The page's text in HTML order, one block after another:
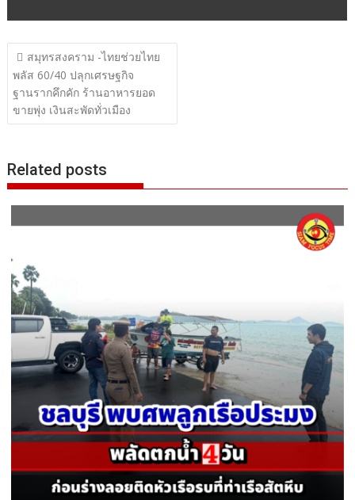
แนะแนว
เรื่อง
สมุทรสงคราม -ไทยช่วยไทย
พลัส 60/40 ปลุกเศรษฐกิจ
ฐานรากคึกคัก ร้านอาหารยอด
ขายพุ่ง เงินสะพัดทั่วเมือง
Related posts